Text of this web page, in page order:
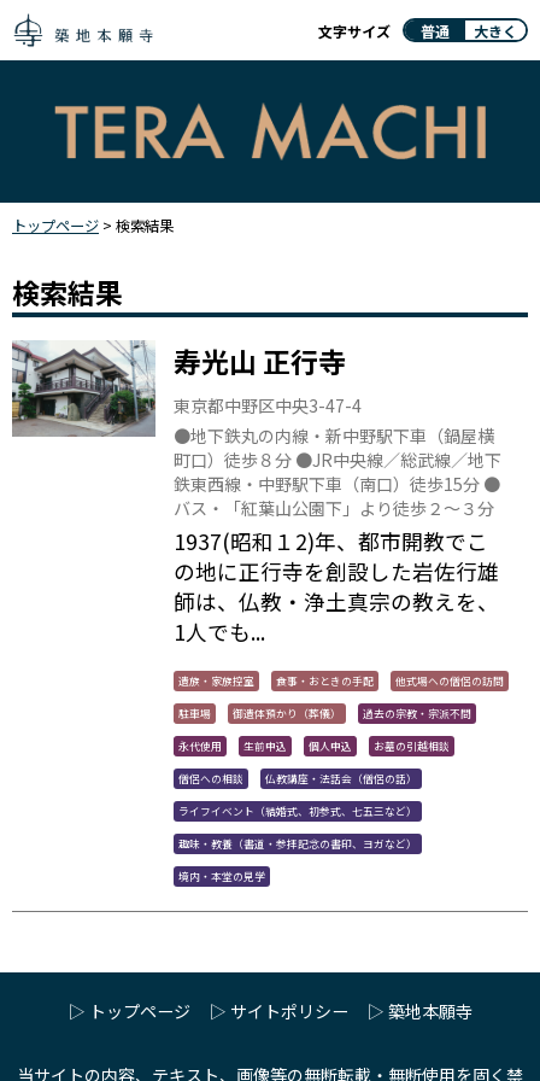
文字サイズ 普通 大きく
トップページ > 検索結果
検索結果
寿光山 正行寺
東京都中野区中央3-47-4
●地下鉄丸の内線・新中野駅下車（鍋屋横
町口）徒歩８分 ●JR中央線／総武線／地下
鉄東西線・中野駅下車（南口）徒歩15分 ●
バス・「紅葉山公園下」より徒歩２〜３分
1937(昭和１2)年、都市開教でこ
の地に正行寺を創設した岩佐行雄
師は、仏教・浄土真宗の教えを、
1人でも...
遺族・家族控室 食事・おときの手配 他式場への僧侶の訪問
駐車場 御遺体預かり（葬儀） 過去の宗教・宗派不問
永代使用 生前申込 個人申込 お墓の引越相談
僧侶への相談 仏教講座・法話会（僧侶の話）
ライフイベント（結婚式、初参式、七五三など）
趣味・教養（書道・参拝記念の書印、ヨガなど）
境内・本堂の見学
▷ トップページ ▷ サイトポリシー ▷ 築地本願寺
当サイトの内容、テキスト、画像等の無断転載・無断使用を固く禁